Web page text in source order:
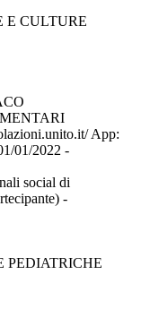
E CULTURE
App:
01/2022 -
social di
-
PEDIATRICHE